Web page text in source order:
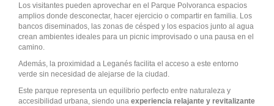
Los visitantes pueden aprovechar en el Parque Polvoranca espacios
amplios donde desconectar, hacer ejercicio o compartir en familia. Los
bancos diseminados, las zonas de césped y los espacios junto al agua
crean ambientes ideales para un picnic improvisado o una pausa en el
camino.
Además, la proximidad a Leganés facilita el acceso a este entorno
verde sin necesidad de alejarse de la ciudad.
Este parque representa un equilibrio perfecto entre naturaleza y
accesibilidad urbana, siendo una experiencia relajante y revitalizante